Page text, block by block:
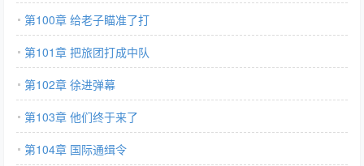
第100章 给老子瞄准了打
第101章 把旅团打成中队
第102章 徐进弹幕
第103章 他们终于来了
第104章 国际通缉令